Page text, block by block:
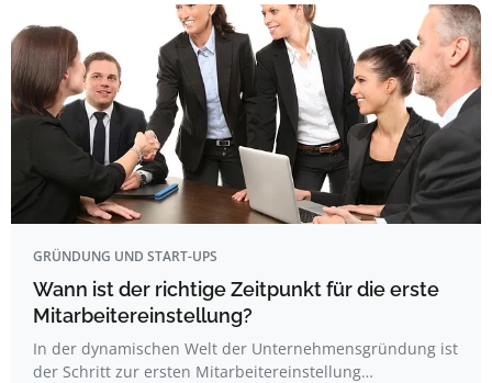
GRÜNDUNG UND START-UPS
Wann ist der richtige Zeitpunkt für die erste
Mitarbeitereinstellung?
In der dynamischen Welt der Unternehmensgründung ist
der Schritt zur ersten Mitarbeitereinstellung…